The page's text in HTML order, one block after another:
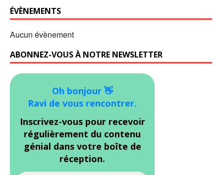
ÉVÈNEMENTS
Aucun évènement
ABONNEZ-VOUS À NOTRE NEWSLETTER
Oh bonjour 👋
Ravi de vous rencontrer.
Inscrivez-vous pour recevoir
régulièrement du contenu
génial dans votre boîte de
réception.